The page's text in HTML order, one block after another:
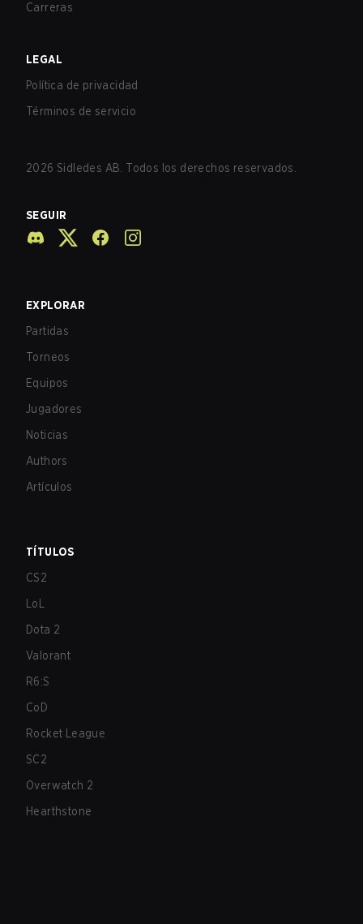
Carreras
LEGAL
Política de privacidad
Términos de servicio
2026 Sidledes AB. Todos los derechos reservados.
SEGUIR
EXPLORAR
Partidas
Torneos
Equipos
Jugadores
Noticias
Authors
Artículos
TÍTULOS
CS2
LoL
Dota 2
Valorant
R6:S
CoD
Rocket League
SC2
Overwatch 2
Hearthstone